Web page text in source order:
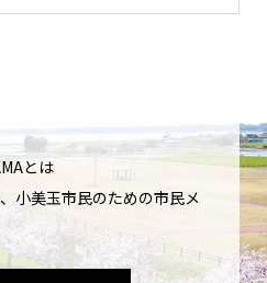
とは
小美玉市民のための市民メ